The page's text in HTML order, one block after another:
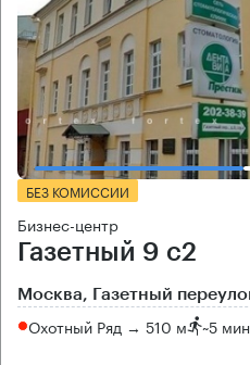
БЕЗ КОМИССИИ
Бизнес-центр
Газетный 9 с2
Москва, Газетный
Охотный Ряд → 510 м ~5 мин